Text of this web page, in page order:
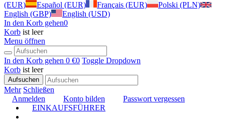
(EUR)
Español (EUR) Français (EUR)
Polski (PLN)
English (GBP)
English (USD)
In den Korb gehen0
Korb ist leer
Menu öffnen
In den Korb gehen 0 €0 Toggle Dropdown
Korb ist leer
Aufsuchen
Mehr Schließen
Anmelden
Konto bilden
Passwort vergessen
EINKAUFSFÜHRER